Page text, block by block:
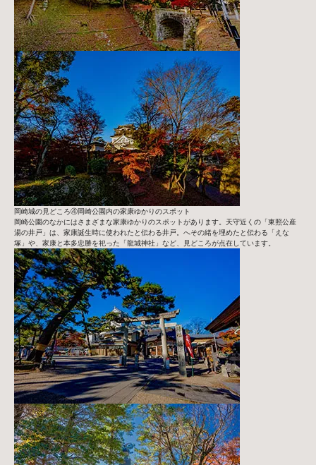
岡崎城の見どころ④岡崎公園内の家康ゆかりのスポット
岡崎公園のなかにはさまざまな家康ゆかりのスポットがあります。天守近くの「東照公産
湯の井戸」は、家康誕生時に使われたと伝わる井戸。へその緒を埋めたと伝わる「えな
塚」や、家康と本多忠勝を祀った「龍城神社」など、見どころが点在しています。